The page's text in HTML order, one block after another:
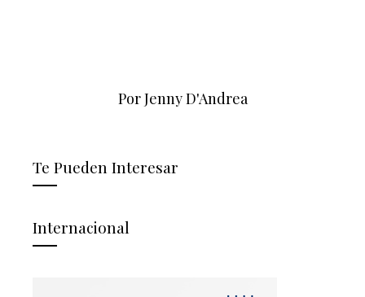
Por Jenny D'Andrea
Te Pueden Interesar
Internacional